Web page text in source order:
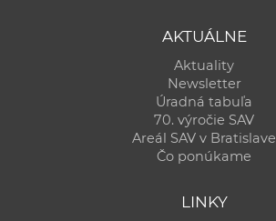
AKTUÁLNE
Aktuality
Newsletter
Úradná tabuľa
70. výročie SAV
Areál SAV v Bratislave
Čo ponúkame
LINKY